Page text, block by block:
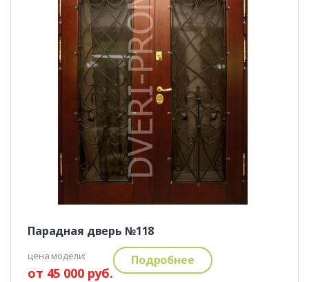
Парадная дверь №118
цена модели:
от 45 000 руб.
Подробнее